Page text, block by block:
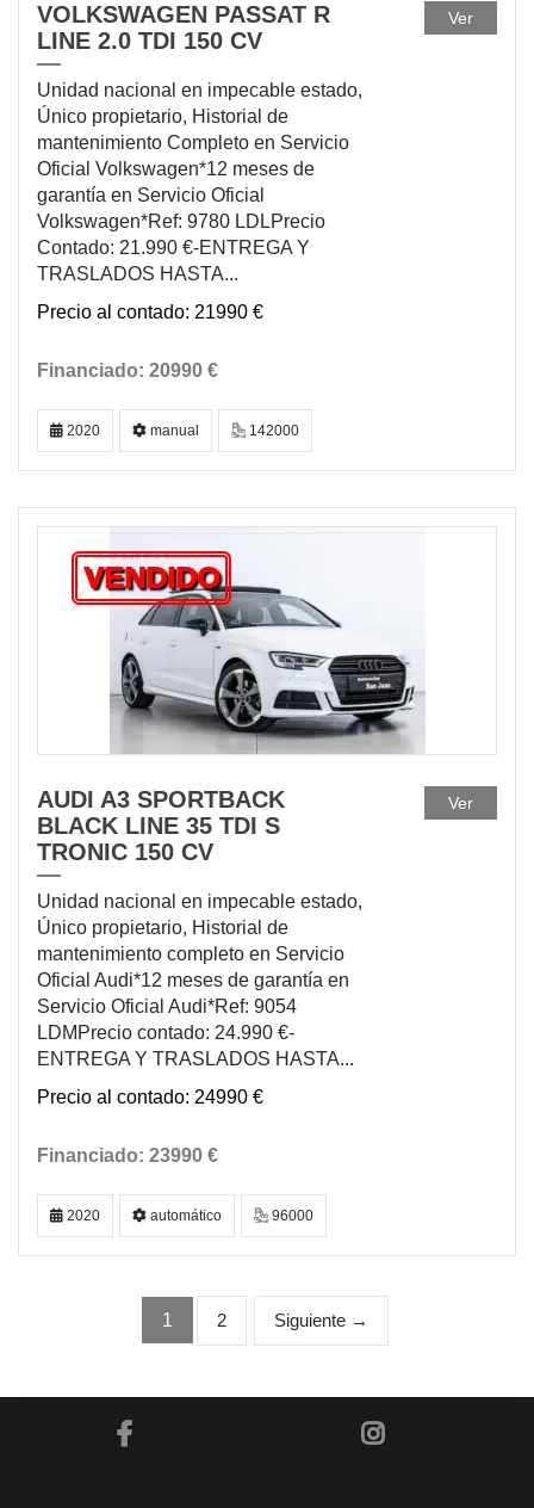
VOLKSWAGEN PASSAT R
LINE 2.0 TDI 150 CV
Unidad nacional en impecable estado,
Único propietario, Historial de
mantenimiento Completo en Servicio
Oficial Volkswagen*12 meses de
garantía en Servicio Oficial
Volkswagen*Ref: 9780 LDLPrecio
Contado: 21.990 €-ENTREGA Y
TRASLADOS HASTA...
21990 €
20990 €
Ver
2020 manual 142000
VENDIDO
AUDI A3 SPORTBACK
BLACK LINE 35 TDI S
TRONIC 150 CV
Unidad nacional en impecable estado,
Único propietario, Historial de
mantenimiento completo en Servicio
Oficial Audi*12 meses de garantía en
Servicio Oficial Audi*Ref: 9054
LDMPrecio contado: 24.990 €-
ENTREGA Y TRASLADOS HASTA...
24990 €
23990 €
Ver
2020 automático 96000
1 2 Siguiente →